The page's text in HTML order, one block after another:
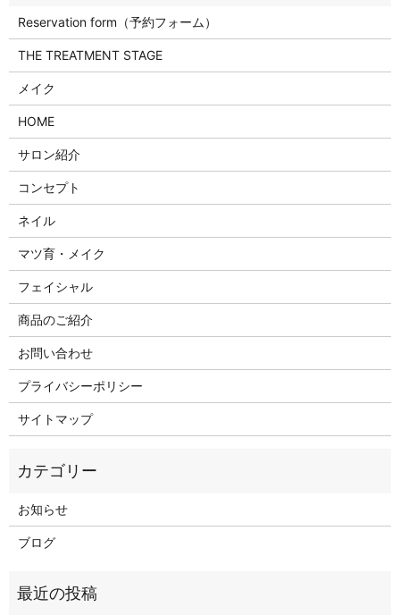
Reservation form（予約フォーム）
THE TREATMENT STAGE
メイク
HOME
サロン紹介
コンセプト
ネイル
マツ育・メイク
フェイシャル
商品のご紹介
お問い合わせ
プライバシーポリシー
サイトマップ
お知らせ
ブログ